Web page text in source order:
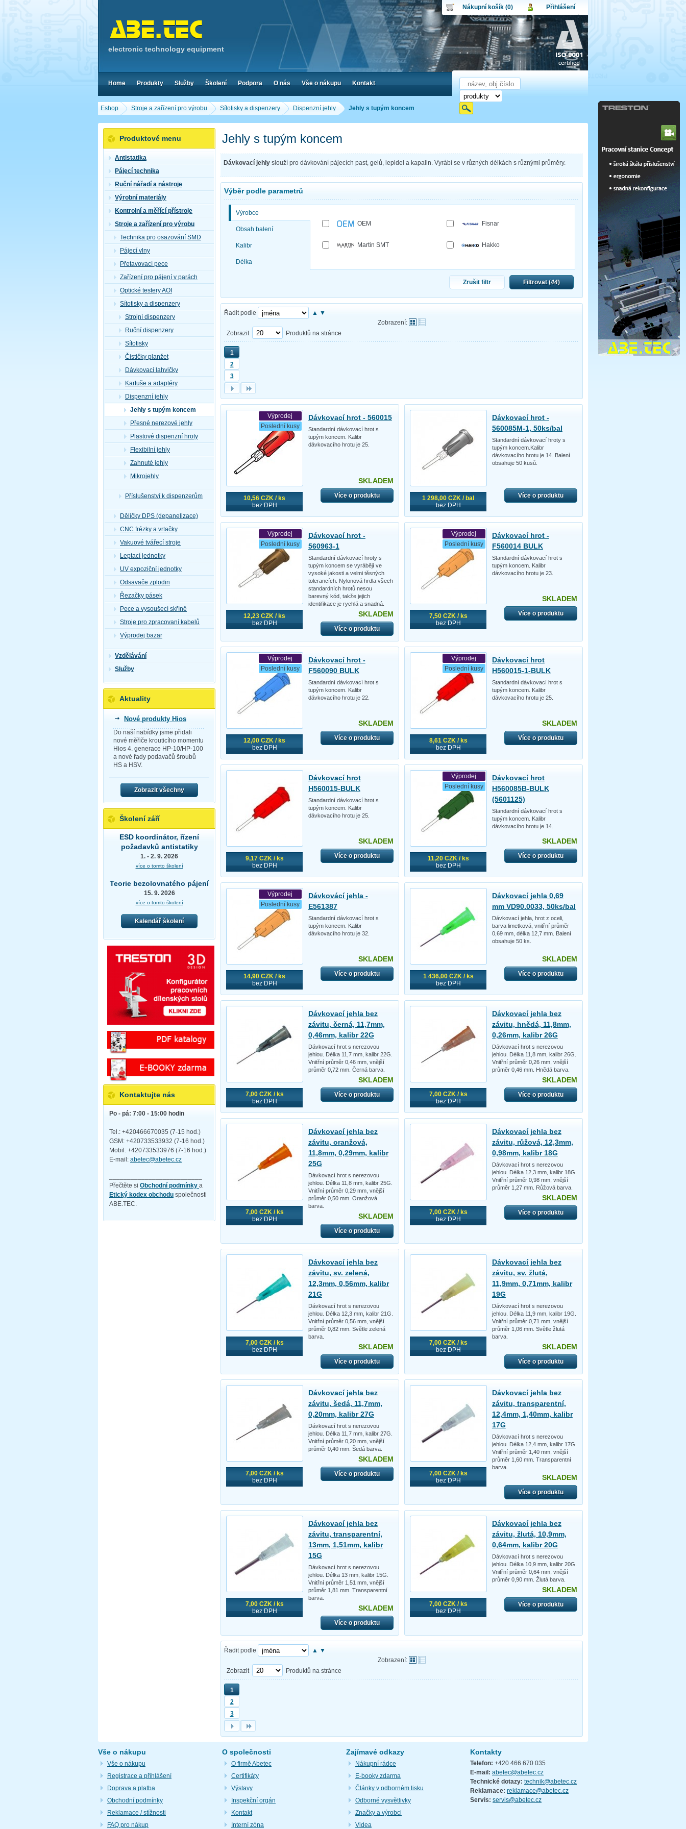
Eshop Stroje a zařízení pro výrobu Sítotisky a dispenzery Dispenzní jehly Jehly s tupým koncem
Jehly s tupým koncem
Dávkovací jehly slouží pro dávkování pájecích past, gelů, lepidel a kapalin. Vyrábí se v různých délkách s různými průměry.
Výběr podle parametrů
Výrobce
Obsah balení
Kalibr
Délka
OEM
Martin SMT
Fisnar
Hakko
Zrušit filtr Filtrovat (44)
Řadit podle ▲ ▼
Zobrazení:
Zobrazit
Produktů na stránce
1
2
3
Výprodej
Poslední kusy
10,56 CZK / ks
bez DPH
Dávkovací hrot - 560015
Standardní dávkovací hrot s
tupým koncem. Kalibr
dávkovacího hrotu je 25.
SKLADEM
Více o produktu
1 298,00 CZK / bal
bez DPH
Dávkovací hrot -
560085M-1, 50ks/bal
Standardní dávkovací hroty s
tupým koncem.Kalibr
dávkovacího hrotu je 14. Balení
obsahuje 50 kusů.
Více o produktu
Výprodej
Poslední kusy
12,23 CZK / ks
bez DPH
Dávkovací hrot -
560963-1
Standardní dávkovací hroty s
tupým koncem se vyrábějí ve
vysoké jakosti a velmi těsných
tolerancích. Nylonová hrdla všech
standardních hrotů nesou
barevný kód, takže jejich
identifikace je rychlá a snadná.
SKLADEM
Více o produktu
Výprodej
Poslední kusy
7,50 CZK / ks
bez DPH
Dávkovací hrot -
F560014 BULK
Standardní dávkovací hrot s
tupým koncem. Kalibr
dávkovacího hrotu je 23.
SKLADEM
Více o produktu
Výprodej
Poslední kusy
12,00 CZK / ks
bez DPH
Dávkovací hrot -
F560090 BULK
Standardní dávkovací hrot s
tupým koncem. Kalibr
dávkovacího hrotu je 22.
SKLADEM
Více o produktu
Výprodej
Poslední kusy
8,61 CZK / ks
bez DPH
Dávkovací hrot
H560015-1-BULK
Standardní dávkovací hrot s
tupým koncem. Kalibr
dávkovacího hrotu je 25.
SKLADEM
Více o produktu
9,17 CZK / ks
bez DPH
Dávkovací hrot
H560015-BULK
Standardní dávkovací hrot s
tupým koncem. Kalibr
dávkovacího hrotu je 25.
SKLADEM
Více o produktu
Výprodej
Poslední kusy
11,20 CZK / ks
bez DPH
Dávkovací hrot
H560085B-BULK
(5601125)
Standardní dávkovací hrot s
tupým koncem. Kalibr
dávkovacího hrotu je 14.
SKLADEM
Více o produktu
Výprodej
Poslední kusy
14,90 CZK / ks
bez DPH
Dávkovácí jehla -
E561387
Standardní dávkovací hrot s
tupým koncem. Kalibr
dávkovacího hrotu je 32.
SKLADEM
Více o produktu
1 436,00 CZK / ks
bez DPH
Dávkovací jehla 0,69
mm VD90.0033, 50ks/bal
Dávkovací jehla, hrot z oceli,
barva limetková, vnitřní průměr
0,69 mm, délka 12,7 mm. Balení
obsahuje 50 ks.
SKLADEM
Více o produktu
7,00 CZK / ks
bez DPH
Dávkovací jehla bez
závitu, černá, 11,7mm,
0,46mm, kalibr 22G
Dávkovací hrot s nerezovou
jehlou. Délka 11,7 mm, kalibr 22G.
Vnitřní průměr 0,46 mm, vnější
průměr 0,72 mm. Černá barva.
SKLADEM
Více o produktu
7,00 CZK / ks
bez DPH
Dávkovací jehla bez
závitu, hnědá, 11,8mm,
0,26mm, kalibr 26G
Dávkovací hrot s nerezovou
jehlou. Délka 11,8 mm, kalibr 26G.
Vnitřní průměr 0,26 mm, vnější
průměr 0,46 mm. Hnědá barva.
SKLADEM
Více o produktu
7,00 CZK / ks
bez DPH
Dávkovací jehla bez
závitu, oranžová,
11,8mm, 0,29mm, kalibr
25G
Dávkovací hrot s nerezovou
jehlou. Délka 11,8 mm, kalibr 25G.
Vnitřní průměr 0,29 mm, vnější
průměr 0,50 mm. Oranžová
barva.
SKLADEM
Více o produktu
7,00 CZK / ks
bez DPH
Dávkovací jehla bez
závitu, růžová, 12,3mm,
0,98mm, kalibr 18G
Dávkovací hrot s nerezovou
jehlou. Délka 12,3 mm, kalibr 18G.
Vnitřní průměr 0,98 mm, vnější
průměr 1,27 mm. Růžová barva.
SKLADEM
Více o produktu
7,00 CZK / ks
bez DPH
Dávkovací jehla bez
závitu, sv. zelená,
12,3mm, 0,56mm, kalibr
21G
Dávkovací hrot s nerezovou
jehlou. Délka 12,3 mm, kalibr 21G.
Vnitřní průměr 0,56 mm, vnější
průměr 0,82 mm. Světle zelená
barva.
SKLADEM
Více o produktu
7,00 CZK / ks
bez DPH
Dávkovací jehla bez
závitu, sv. žlutá,
11,9mm, 0,71mm, kalibr
19G
Dávkovací hrot s nerezovou
jehlou. Délka 11,9 mm, kalibr 19G.
Vnitřní průměr 0,71 mm, vnější
průměr 1,06 mm. Světle žlutá
barva.
SKLADEM
Více o produktu
7,00 CZK / ks
bez DPH
Dávkovací jehla bez
závitu, šedá, 11,7mm,
0,20mm, kalibr 27G
Dávkovací hrot s nerezovou
jehlou. Délka 11,7 mm, kalibr 27G.
Vnitřní průměr 0,20 mm, vnější
průměr 0,40 mm. Šedá barva.
SKLADEM
Více o produktu
7,00 CZK / ks
bez DPH
Dávkovací jehla bez
závitu, transparentní,
12,4mm, 1,40mm, kalibr
17G
Dávkovací hrot s nerezovou
jehlou. Délka 12,4 mm, kalibr 17G.
Vnitřní průměr 1,40 mm, vnější
průměr 1,60 mm. Transparentní
barva.
SKLADEM
Více o produktu
7,00 CZK / ks
bez DPH
Dávkovací jehla bez
závitu, transparentní,
13mm, 1,51mm, kalibr
15G
Dávkovací hrot s nerezovou
jehlou. Délka 13 mm, kalibr 15G.
Vnitřní průměr 1,51 mm, vnější
průměr 1,81 mm. Transparentní
barva.
SKLADEM
Více o produktu
7,00 CZK / ks
bez DPH
Dávkovací jehla bez
závitu, žlutá, 10,9mm,
0,64mm, kalibr 20G
Dávkovací hrot s nerezovou
jehlou. Délka 10,9 mm, kalibr 20G.
Vnitřní průměr 0,64 mm, vnější
průměr 0,90 mm. Žlutá barva.
SKLADEM
Více o produktu
Řadit podle ▲ ▼
Zobrazení:
Zobrazit
Produktů na stránce
1
2
3
Produktové menu
Antistatika
Pájecí technika
Ruční nářadí a nástroje
Výrobní materiály
Kontrolní a měřící přístroje
Stroje a zařízení pro výrobu
Technika pro osazování SMD
Pájecí vlny
Přetavovací pece
Zařízení pro pájení v parách
Optické testery AOI
Sítotisky a dispenzery
Strojní dispenzery
Ruční dispenzery
Sítotisky
Čističky planžet
Dávkovací lahvičky
Kartuše a adaptéry
Dispenzní jehly
Jehly s tupým koncem
Přesné nerezové jehly
Plastové dispenzní hroty
Flexibilní jehly
Zahnuté jehly
Mikrojehly
Příslušenství k dispenzerům
Děličky DPS (depanelizace)
CNC frézky a vrtačky
Vakuové tvářecí stroje
Leptací jednotky
UV expoziční jednotky
Odsavače zplodin
Řezačky pásek
Pece a vysoušecí skříně
Stroje pro zpracovaní kabelů
Výprodej bazar
Vzdělávání
Služby
Aktuality
Nové produkty Hios
Do naší nabídky jsme přidali
nové měřiče krouticího momentu
Hios 4. generace HP-10/HP-100
a nové řady podavačů šroubů
HS a HSV.
Zobrazit všechny
Školení září
ESD koordinátor, řízení
požadavků antistatiky
1. - 2. 9. 2026
více o tomto školení
Teorie bezolovnatého pájení
15. 9. 2026
více o tomto školení
Kalendář školení
Kontaktujte nás
Po - pá: 7:00 - 15:00 hodin
Tel.: +420466670035 (7-15 hod.)
GSM: +420733533932 (7-16 hod.)
Mobil: +420733533976 (7-16 hod.)
E-mail: abetec@abetec.cz
Přečtěte si Obchodní podmínky a
Etický kodex obchodu společnosti
ABE.TEC.
Vše o nákupu
Vše o nákupu
Registrace a přihlášení
Doprava a platba
Obchodní podmínky
Reklamace / stížnosti
FAQ pro nákup
O společnosti
O firmě Abetec
Certifikáty
Výstavy
Inspekční orgán
Kontakt
Interní zóna
Zajímavé odkazy
Nákupní rádce
E-booky zdarma
Články v odborném tisku
Odborné vysvětlivky
Značky a výrobci
Videa
Kontakty
Telefon: +420 466 670 035
E-mail: abetec@abetec.cz
Technické dotazy: technik@abetec.cz
Reklamace: reklamace@abetec.cz
Servis: servis@abetec.cz
electronic technology equipment
Nákupní košík (0)
Nákupní košík je momentálně prázdný.
Obsah košíku
Počet produktů:0
Cena celkem:
0,00 CZK
Přihlášení
Uživatel:
Heslo:
Přihlásit
Zapomenuté heslo Nová registrace
Home Produkty Služby Školení Podpora O nás Vše o nákupu Kontakt